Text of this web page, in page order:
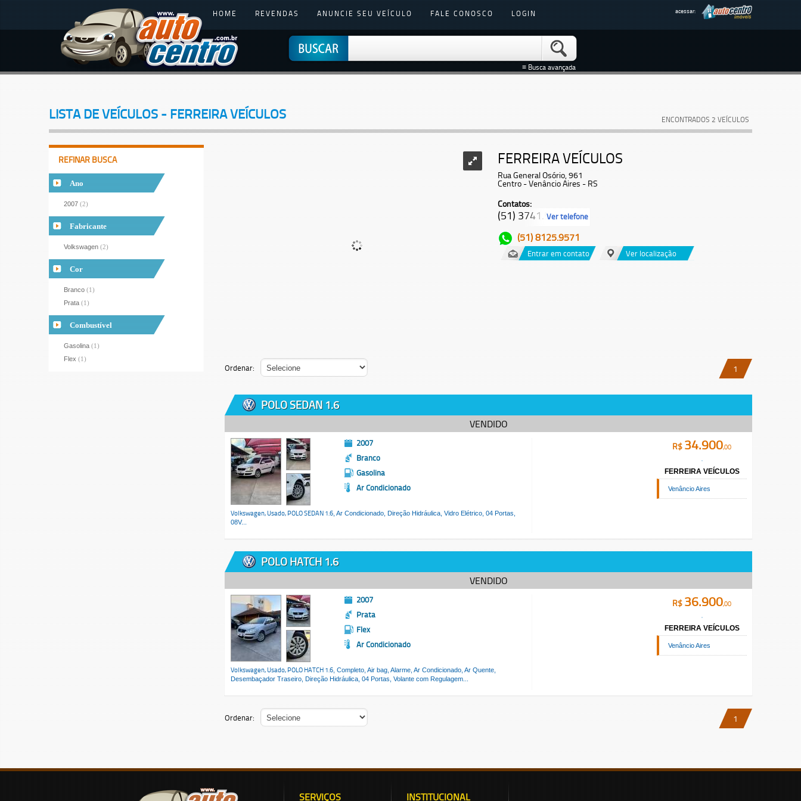
HOME REVENDAS ANUNCIE SEU VEÍCULO FALE CONOSCO LOGIN acessar:
≡ Busca avançada
LISTA DE VEÍCULOS - FERREIRA VEÍCULOS ENCONTRADOS 2 VEÍCULOS
REFINAR BUSCA
Ano
2007 (2)
Fabricante
Volkswagen (2)
Cor
Branco (1)
Prata (1)
Combustível
Gasolina (1)
Flex (1)
FERREIRA VEÍCULOS
Rua General Osório, 961
Centro - Venâncio Aires - RS
Contatos:
(51) 3741.5...Ver telefone
(51) 8125.9571
Entrar em contato Ver localização
Ordenar: 1
POLO SEDAN 1.6
VENDIDO
2007
Branco
Gasolina
Ar Condicionado
Volkswagen, Usado, POLO SEDAN 1.6 , Ar Condicionado, Direção Hidráulica, Vidro Elétrico, 04 Portas,
08V...
R$ 34.900,00
FERREIRA VEÍCULOS
Venâncio Aires
POLO HATCH 1.6
VENDIDO
2007
Prata
Flex
Ar Condicionado
Volkswagen, Usado, POLO HATCH 1.6 , Completo, Air bag, Alarme, Ar Condicionado, Ar Quente,
Desembaçador Traseiro, Direção Hidráulica, 04 Portas, Volante com Regulagem...
R$ 36.900,00
FERREIRA VEÍCULOS
Venâncio Aires
Ordenar: 1
SERVIÇOS INSTITUCIONAL